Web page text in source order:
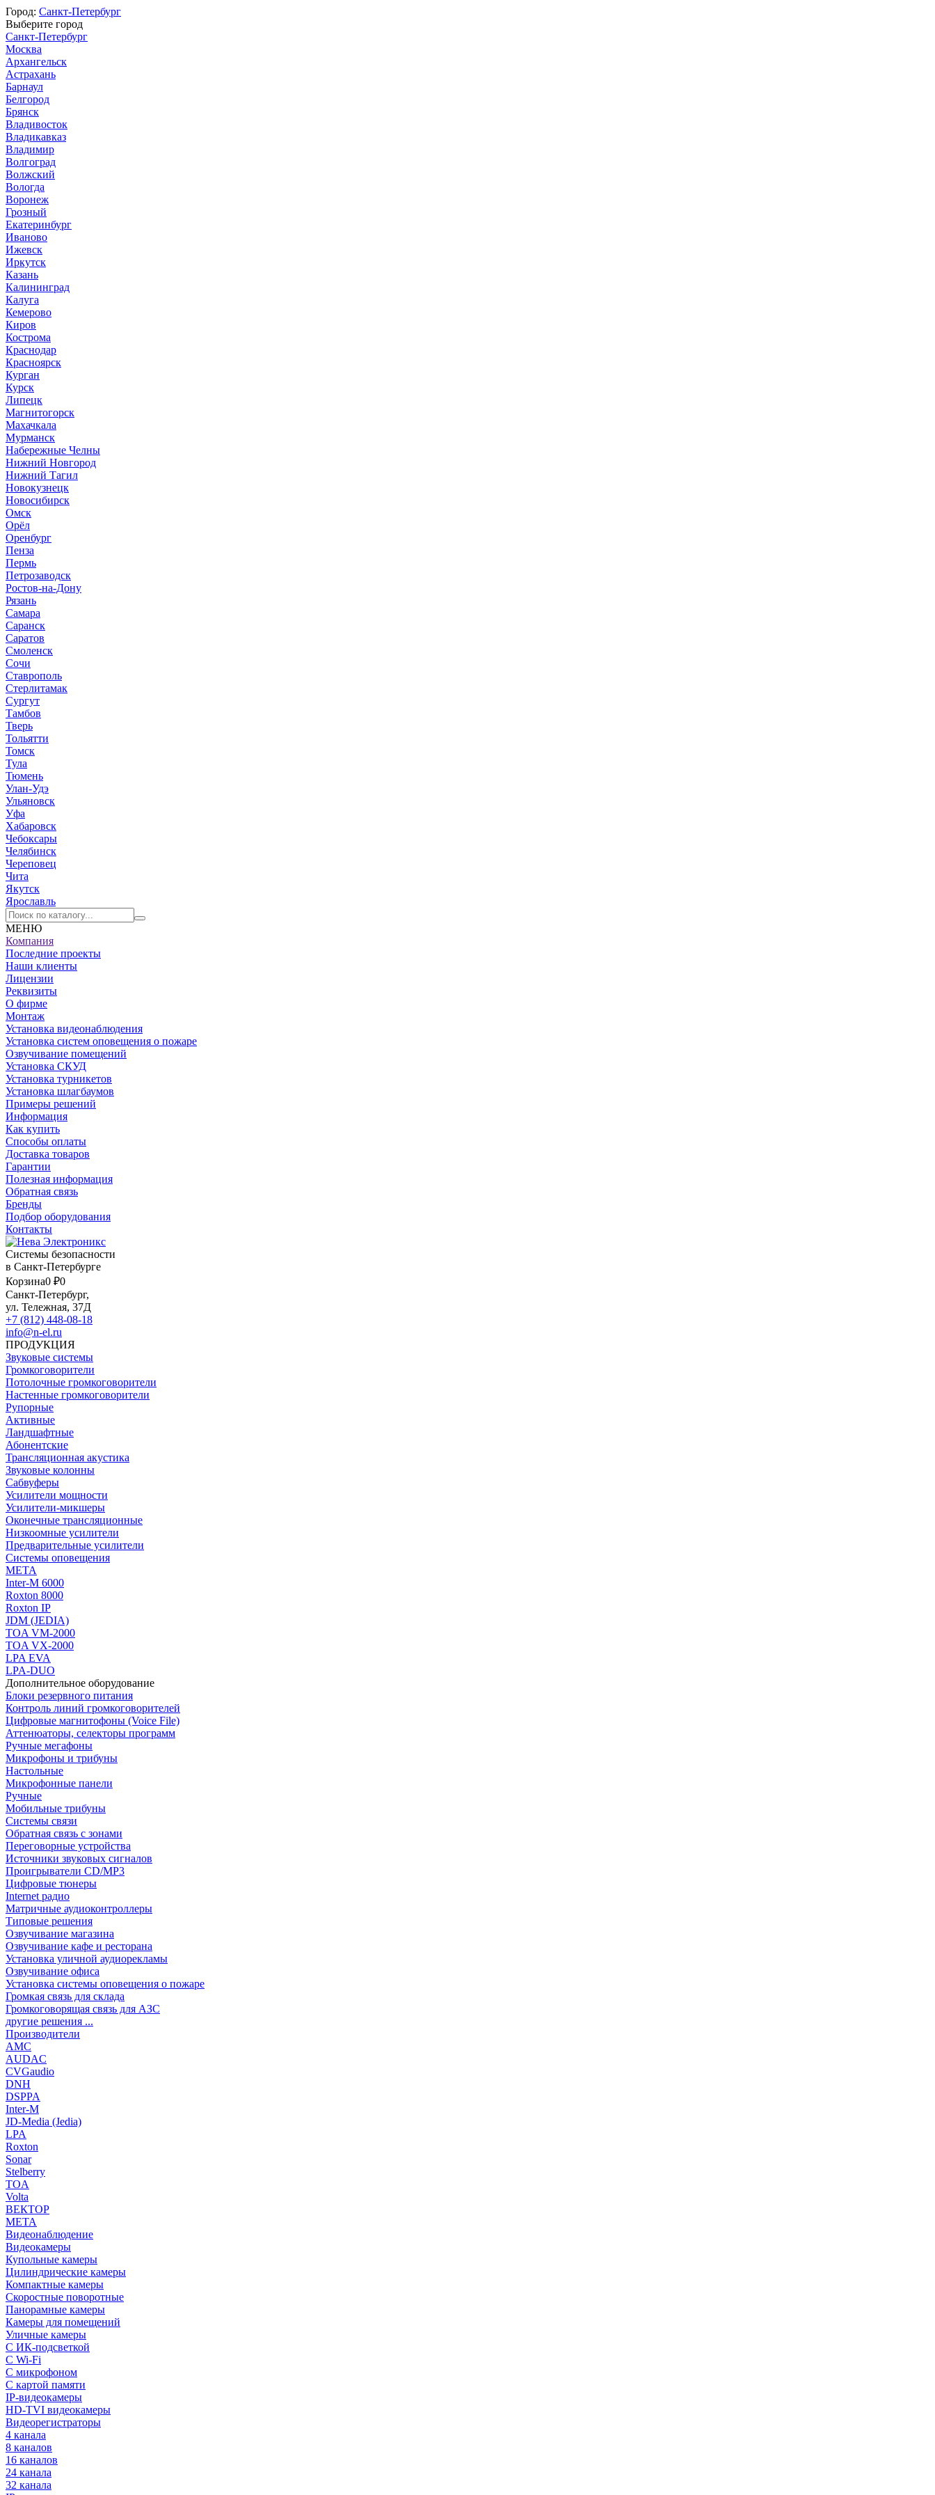
Город: Санкт-Петербург
Выберите город
Санкт-Петербург
Москва
Архангельск
Астрахань
Барнаул
Белгород
Брянск
Владивосток
Владикавказ
Владимир
Волгоград
Волжский
Вологда
Воронеж
Грозный
Екатеринбург
Иваново
Ижевск
Иркутск
Казань
Калининград
Калуга
Кемерово
Киров
Кострома
Краснодар
Красноярск
Курган
Курск
Липецк
Магнитогорск
Махачкала
Мурманск
Набережные Челны
Нижний Новгород
Нижний Тагил
Новокузнецк
Новосибирск
Омск
Орёл
Оренбург
Пенза
Пермь
Петрозаводск
Ростов-на-Дону
Рязань
Самара
Саранск
Саратов
Смоленск
Сочи
Ставрополь
Стерлитамак
Сургут
Тамбов
Тверь
Тольятти
Томск
Тула
Тюмень
Улан-Удэ
Ульяновск
Уфа
Хабаровск
Чебоксары
Челябинск
Череповец
Чита
Якутск
Ярославль
МЕНЮ
Компания
Последние проекты
Наши клиенты
Лицензии
Реквизиты
О фирме
Монтаж
Установка видеонаблюдения
Установка систем оповещения о пожаре
Озвучивание помещений
Установка СКУД
Установка турникетов
Установка шлагбаумов
Примеры решений
Информация
Как купить
Способы оплаты
Доставка товаров
Гарантии
Полезная информация
Обратная связь
Бренды
Подбор оборудования
Контакты
Системы безопасности
в Санкт-Петербурге
Корзина0 ₽0
Санкт-Петербург,
ул. Тележная, 37Д
+7 (812) 448-08-18
info@n-el.ru
ПРОДУКЦИЯ
Звуковые системы
Громкоговорители
Потолочные громкоговорители
Настенные громкоговорители
Рупорные
Активные
Ландшафтные
Абонентские
Трансляционная акустика
Звуковые колонны
Сабвуферы
Усилители мощности
Усилители-микшеры
Оконечные трансляционные
Низкоомные усилители
Предварительные усилители
Системы оповещения
МЕТА
Inter-M 6000
Roxton 8000
Roxton IP
JDM (JEDIA)
TOA VM-2000
TOA VX-2000
LPA EVA
LPA-DUO
Дополнительное оборудование
Блоки резервного питания
Контроль линий громкоговорителей
Цифровые магнитофоны (Voice File)
Аттенюаторы, селекторы программ
Ручные мегафоны
Микрофоны и трибуны
Настольные
Микрофонные панели
Ручные
Мобильные трибуны
Системы связи
Обратная связь с зонами
Переговорные устройства
Источники звуковых сигналов
Проигрыватели CD/MP3
Цифровые тюнеры
Internet радио
Матричные аудиоконтроллеры
Типовые решения
Озвучивание магазина
Озвучивание кафе и ресторана
Установка уличной аудиорекламы
Озвучивание офиса
Установка системы оповещения о пожаре
Громкая связь для склада
Громкоговорящая связь для АЗС
другие решения ...
Производители
AMC
AUDAC
CVGaudio
DNH
DSPPA
Inter-M
JD-Media (Jedia)
LPA
Roxton
Sonar
Stelberry
TOA
Volta
ВЕКТОР
МЕТА
Видеонаблюдение
Видеокамеры
Купольные камеры
Цилиндрические камеры
Компактные камеры
Скоростные поворотные
Панорамные камеры
Камеры для помещений
Уличные камеры
С ИК-подсветкой
С Wi-Fi
С микрофоном
С картой памяти
IP-видеокамеры
HD-TVI видеокамеры
Видеорегистраторы
4 канала
8 каналов
16 каналов
24 канала
32 канала